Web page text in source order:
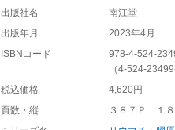
出版社名
南江堂
出版年月
2023年4月
ISBNコード
978-4-524-
（4-524-
税込価格
4,620円
頁数・縦
３８７Ｐ １８